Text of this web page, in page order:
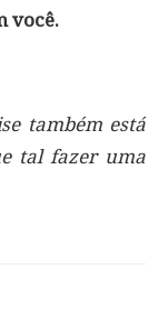
você.
também está
tal fazer uma